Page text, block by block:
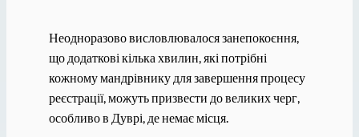
Неодноразово висловлювалося занепокоєння,
що додаткові кілька хвилин, які потрібні
кожному мандрівнику для завершення процесу
реєстрації, можуть призвести до великих черг,
особливо в Дуврі, де немає місця.